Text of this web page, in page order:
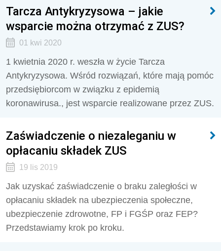
Tarcza Antykryzysowa – jakie
wsparcie można otrzymać z ZUS?
01 kwi 2020
1 kwietnia 2020 r. weszła w życie Tarcza
Antykryzysowa. Wśród rozwiązań, które mają pomóc
przedsiębiorcom w związku z epidemią
koronawirusa., jest wsparcie realizowane przez ZUS.
Zaświadczenie o niezaleganiu w
opłacaniu składek ZUS
19 lis 2019
Jak uzyskać zaświadczenie o braku zaległości w
opłacaniu składek na ubezpieczenia społeczne,
ubezpieczenie zdrowotne, FP i FGŚP oraz FEP?
Przedstawiamy krok po kroku.